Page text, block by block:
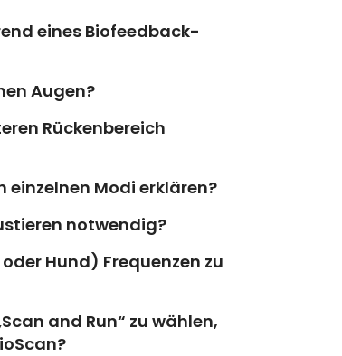
eines Biofeedback-
Augen?
Rückenbereich
Modi erklären?
notwendig?
Hund) Frequenzen zu
and Run“ zu wählen,